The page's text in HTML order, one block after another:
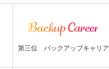
第三位 バックアップキャリア